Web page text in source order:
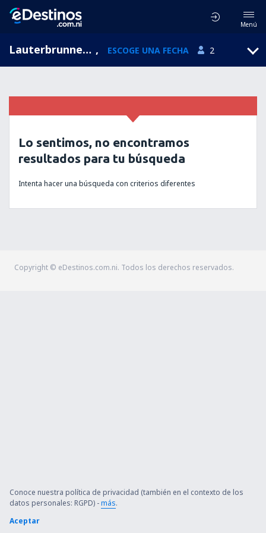
Menú
Lauterbrunnen, Berna, Suiza , ESCOGE UNA FECHA 2
Lo sentimos, no encontramos
resultados para tu búsqueda
Intenta hacer una búsqueda con criterios diferentes
Copyright © eDestinos.com.ni. Todos los derechos reservados.
Conoce nuestra política de privacidad (también en el contexto de los
datos personales: RGPD) -más.
Aceptar